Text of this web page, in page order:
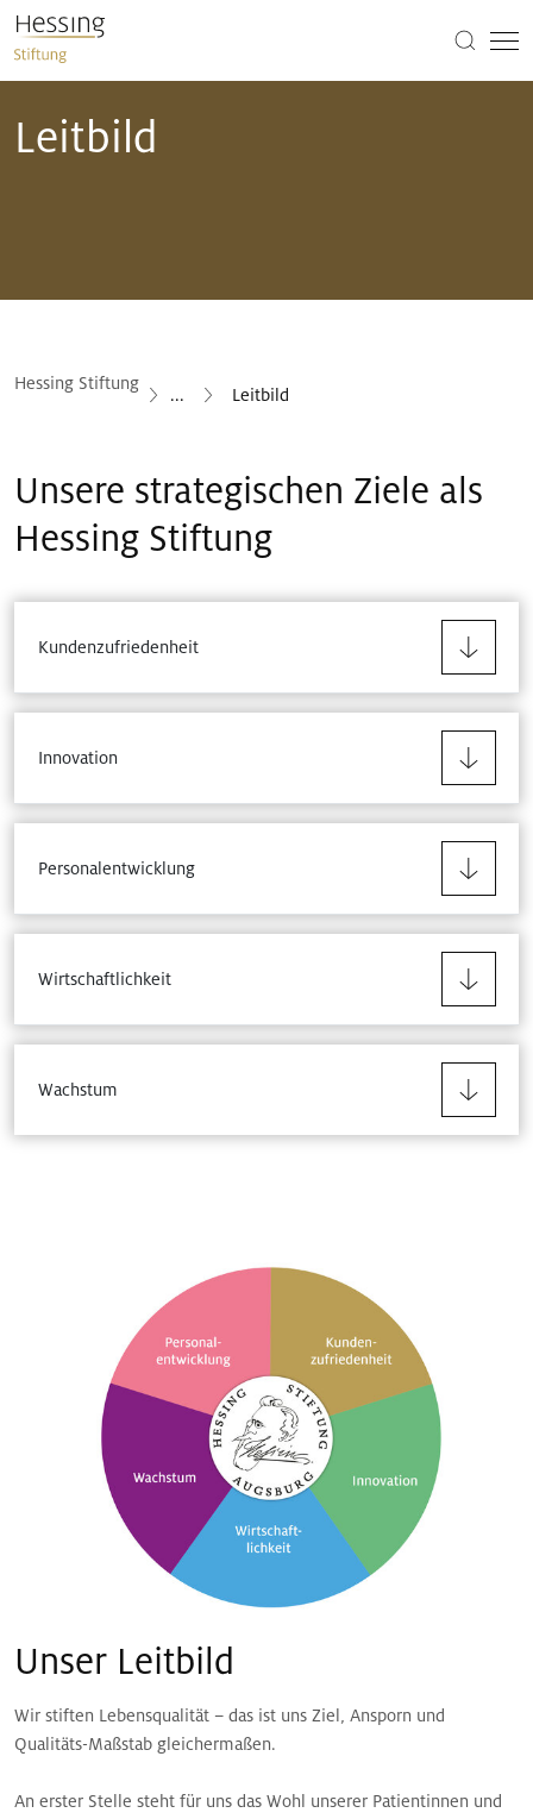
Leitbild
Hessing Stiftung
... Leitbild
Unsere strategischen Ziele als
Hessing Stiftung
Kundenzufriedenheit
Innovation
Personalentwicklung
Wirtschaftlichkeit
Wachstum
Unser Leitbild
Wir stiften Lebensqualität – das ist uns Ziel, Ansporn und
Qualitäts-Maßstab gleichermaßen.
An erster Stelle steht für uns das Wohl unserer Patientinnen und